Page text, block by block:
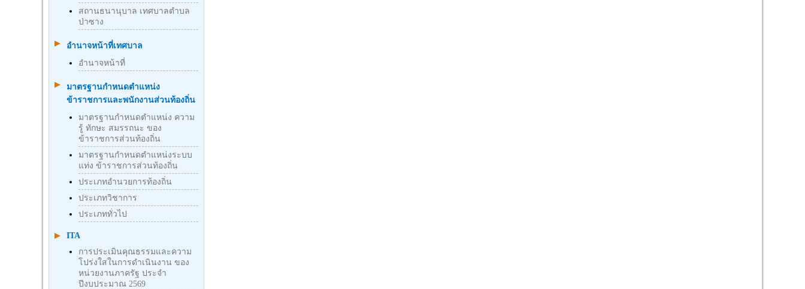
สถานธนานุบาล เทศบาลตำบล
ป่าซาง
อำนาจหน้าที่เทศบาล
อำนาจหน้าที่
มาตรฐานกําหนดตําแหน่ง
ข้าราชการและพนักงานส่วนท้องถิ่น
มาตรฐานกำหนดตำแหน่ง ความ
รู้ ทักษะ สมรรถนะ ของ
ข้าราชการส่วนท้องถิ่น
มาตรฐานกำหนดตำแหน่งระบบ
แท่ง ข้าราชการส่วนท้องถิ่น
ประเภทอำนวยการท้องถิ่น
ประเภทวิชาการ
ประเภททั่วไป
ITA
การประเมินคุณธรรมและความ
โปร่งใสในการดำเนินงาน ของ
หน่วยงานภาครัฐ ประจำ
ปีงบประมาณ 2569